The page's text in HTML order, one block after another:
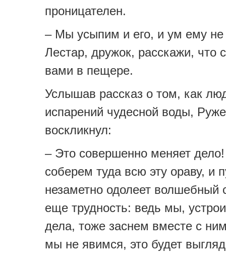
проницателен.
– Мы усыпим и его, и ум ему не
Лестар, дружок, расскажи, что
вами в пещере.
Услышав рассказ о том, как
испарений чудесной воды,
воскликнул:
– Это совершенно меняет
соберем туда всю эту ораву, и
незаметно одолеет волшебный
еще трудность: ведь мы,
дела, тоже заснем вместе с
мы не явимся, это будет